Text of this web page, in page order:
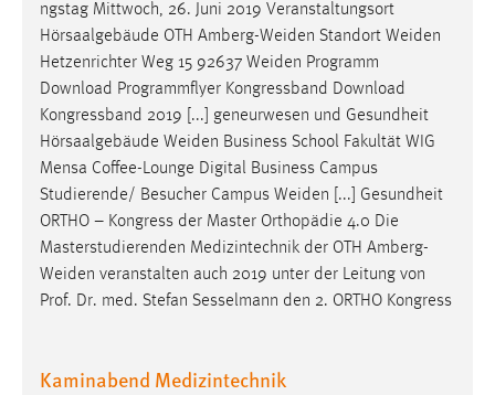
ngstag Mittwoch, 26. Juni 2019 Veranstaltungsort
Hörsaalgebäude OTH Amberg-Weiden Standort Weiden
Hetzenrichter Weg 15 92637 Weiden Programm
Download Programmflyer Kongressband Download
Kongressband 2019 [...] geneurwesen und Gesundheit
Hörsaalgebäude Weiden Business School Fakultät WIG
Mensa Coffee-Lounge Digital Business Campus
Studierende/ Besucher Campus Weiden [...] Gesundheit
ORTHO – Kongress der Master Orthopädie 4.0 Die
Masterstudierenden Medizintechnik der OTH Amberg-
Weiden veranstalten auch 2019 unter der Leitung von
Prof. Dr. med. Stefan Sesselmann den 2. ORTHO Kongress
Kaminabend Medizintechnik